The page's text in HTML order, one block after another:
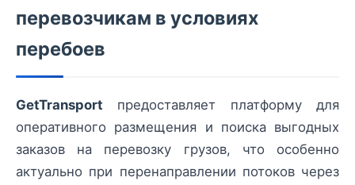
перевозчикам в условиях
перебоев
GetTransport предоставляет платформу для
оперативного размещения и поиска выгодных
заказов на перевозку грузов, что особенно
актуально при перенаправлении потоков через